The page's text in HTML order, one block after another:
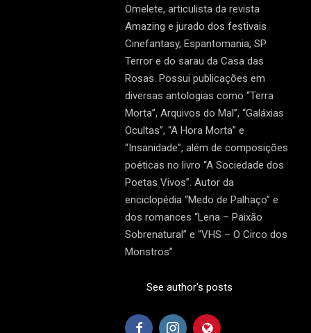
Omelete, articulista da revista
Amazing e jurado dos festivais
Cinefantasy, Espantomania, SP
Terror e do sarau da Casa das
Rosas. Possui publicações em
diversas antologias como “Terra
Morta”, Arquivos do Mal”, “Galáxias
Ocultas”, “A Hora Morta” e
“Insanidade”, além de composições
poéticas no livro “A Sociedade dos
Poetas Vivos”. Autor da
enciclopédia “Medo de Palhaço” e
dos romances “Lena – Paixão
Sobrenatural” e “VHS – O Circo dos
Monstros”
See author's posts